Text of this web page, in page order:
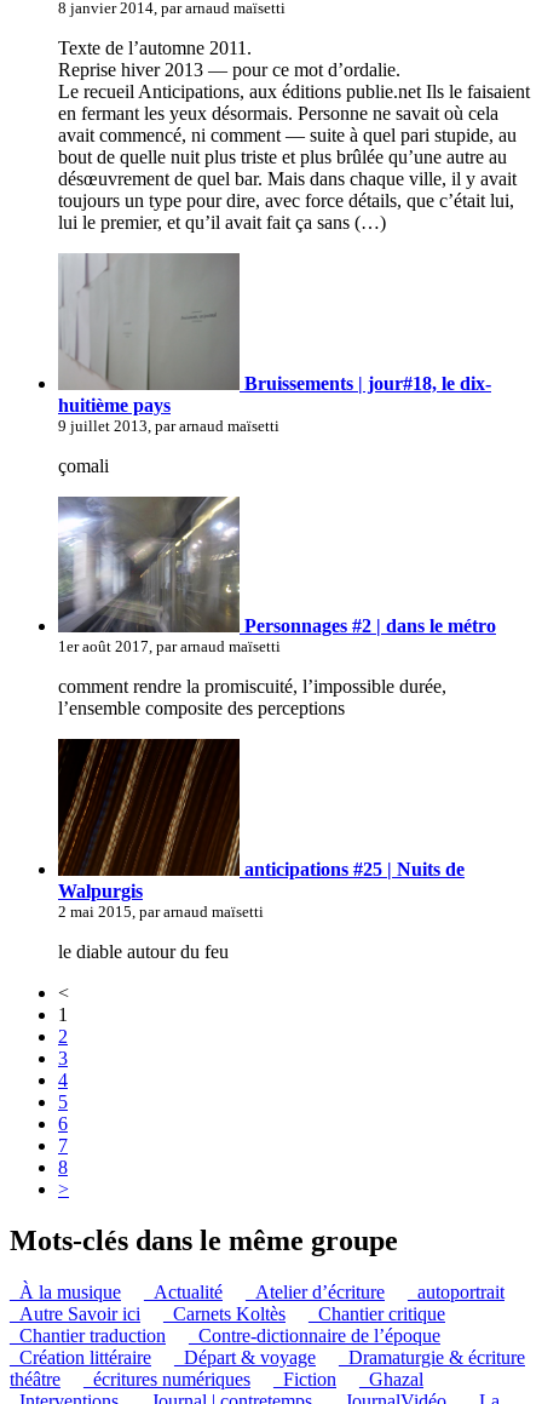
8 janvier 2014, par arnaud maïsetti
Texte de l’automne 2011.
Reprise hiver 2013 — pour ce mot d’ordalie.
Le recueil Anticipations, aux éditions publie.net Ils le faisaient
en fermant les yeux désormais. Personne ne savait où cela
avait commencé, ni comment — suite à quel pari stupide, au
bout de quelle nuit plus triste et plus brûlée qu’une autre au
désœuvrement de quel bar. Mais dans chaque ville, il y avait
toujours un type pour dire, avec force détails, que c’était lui,
lui le premier, et qu’il avait fait ça sans (…)
Bruissements | jour#18, le dix-
huitième pays
9 juillet 2013, par arnaud maïsetti
çomali
Personnages #2 | dans le métro
1er août 2017, par arnaud maïsetti
comment rendre la promiscuité, l’impossible durée,
l’ensemble composite des perceptions
anticipations #25 | Nuits de
Walpurgis
2 mai 2015, par arnaud maïsetti
le diable autour du feu
<
1
2
3
4
5
6
7
8
>
Mots-clés dans le même groupe
_À la musique _Actualité _Atelier d’écriture
_autoportrait
_Autre Savoir ici
_Carnets Koltès
_Chantier critique
_Chantier traduction
_Contre-dictionnaire de l’époque
_Création littéraire
_Départ & voyage
_Dramaturgie & écriture
théâtre
_écritures numériques _Fiction
_Ghazal